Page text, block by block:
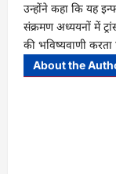
उन्होंने कहा कि यह
संक्रमण अध्ययनों में
की भविष्यवाणी करता
About the